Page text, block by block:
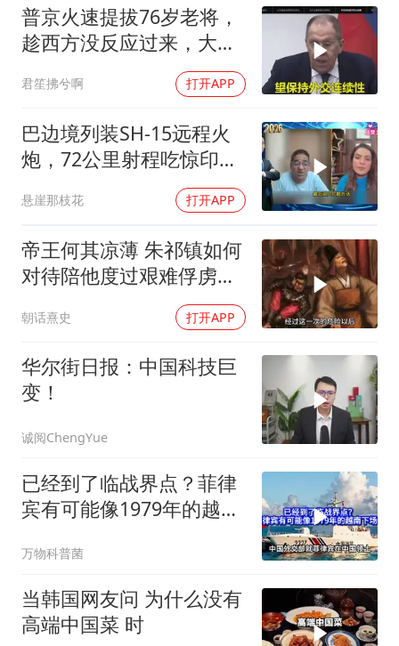
普京火速提拔76岁老将，
趁西方没反应过来，大鹅
君笙拂兮啊 打开APP
巴边境列装SH-15远程火
炮，72公里射程吃惊印度
悬崖那枝花 打开APP
帝王何其凉薄 朱祁镇如何
对待陪他度过艰难俘虏生
朝话熹史 打开APP
华尔街日报：中国科技巨
变！
诚阅ChengYue
已经到了临战界点？菲律
宾有可能像1979年的越南
万物科普菌
当韩国网友问 为什么没有
高端中国菜 时